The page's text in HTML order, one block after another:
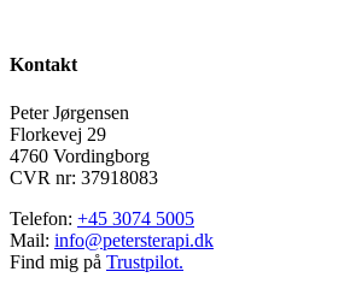
Kontakt
Peter Jørgensen
Florkevej 29
4760 Vordingborg
CVR nr: 37918083
Telefon: +45 3074 5005
Mail: info@petersterapi.dk
Find mig på Trustpilot.